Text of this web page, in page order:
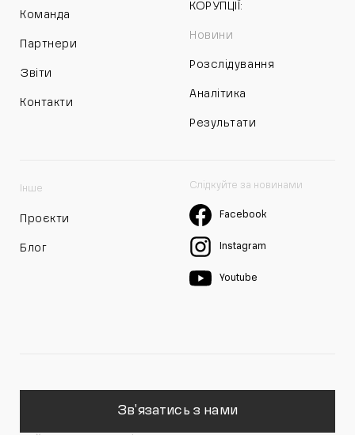
Команда
Партнери
Звіти
Контакти
КОРУПЦІЇ:
Новини
Розслідування
Аналітика
Результати
Інше
Проєкти
Блог
Слідкуйте за новинами
Facebook
Instagram
Youtube
Зв'язатись з нами